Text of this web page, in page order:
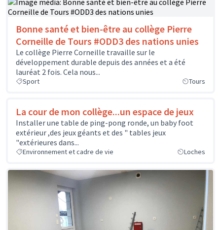
Bonne santé et bien-être au collège Pierre
Corneille de Tours #ODD3 des nations unies
Le collège Pierre Corneille travaille sur le
développement durable depuis des années et a été
lauréat 2 fois. Cela nous...
Sport Tours
La cour de mon collège...un espace de jeux
Installer une table de ping-pong ronde, un baby foot
extérieur ,des jeux géants et des " tables jeux
"extérieures dans...
Environnement et cadre de vie Loches